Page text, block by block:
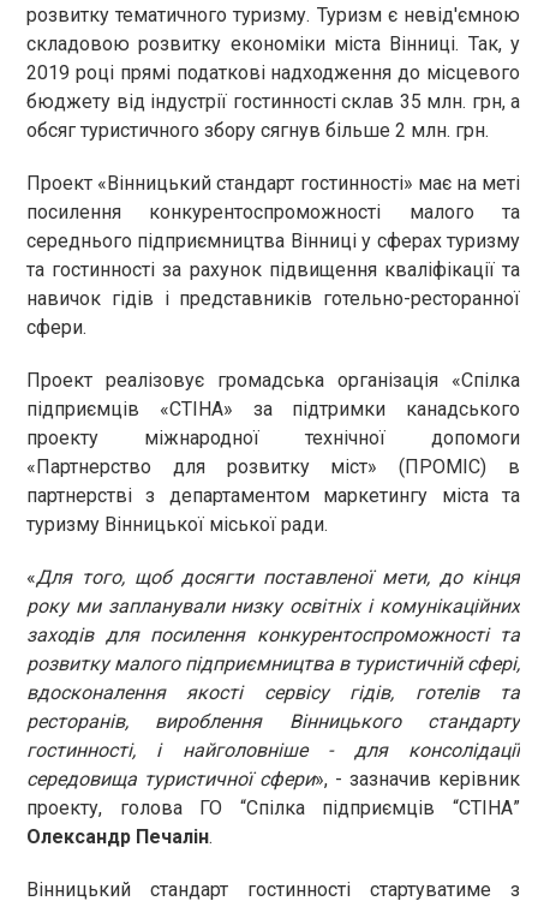
розвитку тематичного туризму. Туризм є невід'ємною
складовою розвитку економіки міста Вінниці. Так, у
2019 році прямі податкові надходження до місцевого
бюджету від індустрії гостинності склав 35 млн. грн, а
обсяг туристичного збору сягнув більше 2 млн. грн.
Проект «Вінницький стандарт гостинності» має на меті
посилення конкурентоспроможності малого та
середнього підприємництва Вінниці у сферах туризму
та гостинності за рахунок підвищення кваліфікації та
навичок гідів і представників готельно-ресторанної
сфери.
Проект реалізовує громадська організація «Спілка
підприємців «СТІНА» за підтримки канадського
проекту міжнародної технічної допомоги
«Партнерство для розвитку міст» (ПРОМІС) в
партнерстві з департаментом маркетингу міста та
туризму Вінницької міської ради.
«Для того, щоб досягти поставленої мети, до кінця
року ми запланували низку освітніх і комунікаційних
заходів для посилення конкурентоспроможності та
розвитку малого підприємництва в туристичній сфері,
вдосконалення якості сервісу гідів, готелів та
ресторанів, вироблення Вінницького стандарту
гостинності, і найголовніше - для консолідації
середовища туристичної сфери», - зазначив керівник
проекту, голова ГО “Спілка підприємців “СТІНА”
Олександр Печалін.
Вінницький стандарт гостинності стартуватиме з